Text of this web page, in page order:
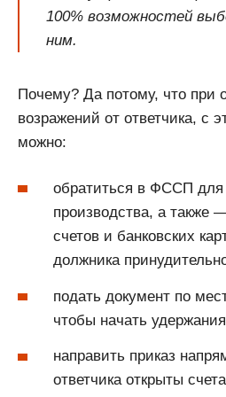
100% возможностей
ним.
Почему? Да потому, что при
возражений от ответчика, с
можно:
обратиться в ФССП для
производства, а также
счетов и банковских
должника
подать документ по
чтобы начать
направить приказ
ответчика открыты